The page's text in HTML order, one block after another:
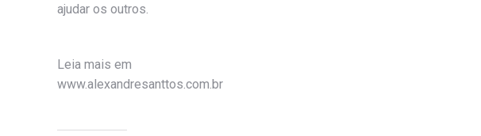
ajudar os outros.
Leia mais em
www.alexandresanttos.com.br